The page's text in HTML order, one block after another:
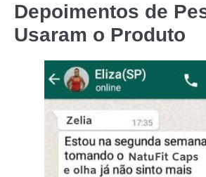
Depoimentos de
Usaram o Produto